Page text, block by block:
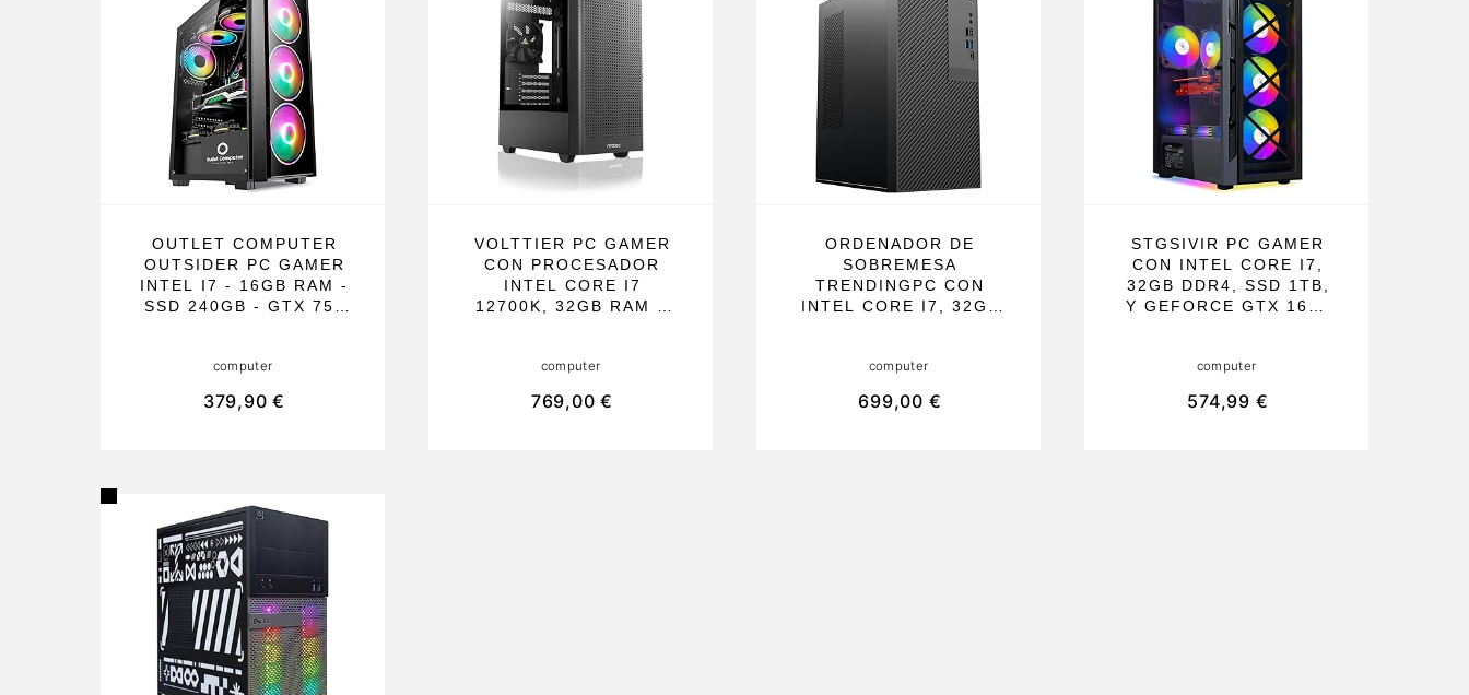
OUTLET COMPUTER
OUTSIDER PC GAMER
INTEL I7 - 16GB RAM -
SSD 240GB - GTX 750
Y VGA - CAJA CON
IDEAL PARA
computer
379,90 €
VOLTTIER PC GAMER
CON PROCESADOR
INTEL CORE I7
12700K, 32GB RAM Y
770, WIFI 6 Y
PARA PROFESIONALES
computer
769,00 €
ORDENADOR DE
SOBREMESA
TRENDINGPC CON
INTEL CORE I7, 32GB
PARA OFICINA Y ALTO
INTEL UHD GRAPHICS
computer
699,00 €
STGSIVIR PC GAMER
CON INTEL CORE I7,
32GB DDR4, SSD 1TB,
Y GEFORCE GTX 1660
BLUETOOTH. IDEAL
EDICIÓN, CON
computer
574,99 €